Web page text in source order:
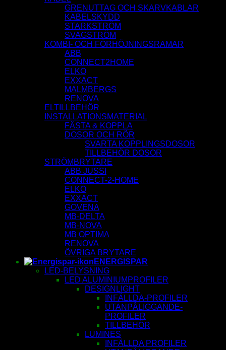
GRENUTTAG OCH SKARVKABLAR
KABELSKYDD
STARKSTRÖM
SVAGSTRÖM
KOMBI- OCH FÖRHÖJNINGSRAMAR
ABB
CONNECT2HOME
ELKO
EXXACT
MALMBERGS
RENOVA
ELTILLBEHÖR
INSTALLATIONSMATERIAL
FÄSTA & KOPPLA
DOSOR OCH RÖR
SVARTA KOPPLINGSDOSOR
TILLBEHÖR DOSOR
STRÖMBRYTARE
ABB JUSSI
CONNECT-2-HOME
ELKO
EXXACT
GOVENA
MB-DELTA
MB-NOVA
MB OPTIMA
RENOVA
ÖVRIGA BRYTARE
ENERGISPAR
LED-BELYSNING
LED ALUMINIUMPROFILER
DESIGNLIGHT
INFÄLLDA-PROFILER
UTANPÅLIGGANDE-
PROFILER
TILLBEHÖR
LUMINES
INFÄLLDA PROFILER